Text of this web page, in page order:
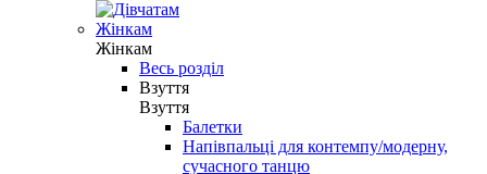
Жінкам
Жінкам
Весь розділ
Взуття
Взуття
Балетки
Напівпальці для контемпу/модерну,
сучасного танцю